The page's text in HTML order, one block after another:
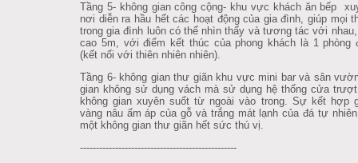
Tầng 5- không gian công cộng- khu vực khách ăn bếp
nơi diễn ra hầu hết các hoạt động của gia đình, giúp mọi
trong gia đình luôn có thể nhìn thấy và tương tác với
cao 5m, với điểm kết thúc của phong khách là 1 phòng
(kết nối với thiên nhiên nhiên).
Tầng 6- không gian thư giãn khu vực mini bar và sân
gian không sử dụng vách mà sử dụng hệ thống cửa
không gian xuyên suốt từ ngoài vào trong. Sự kết hợp
vàng nâu ấm áp của gỗ và trắng mát lạnh của đá tự
một không gian thư giãn hết sức thú vị.
-------------------------------------------------